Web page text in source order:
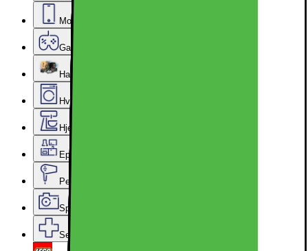
Mobil, Tablet & Smartwatch
Gaming
Hardware
Hvidevarer
Hjem, Rengøring & Køkkenudstyr
Epoq køkken & bryggers
Personlig pleje, Skønhed & Velvære
Sport, Fritid & Hobby
Services & tilbehør